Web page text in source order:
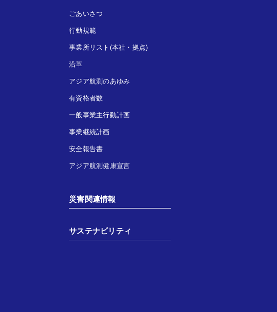
ごあいさつ
行動規範
事業所リスト(本社・拠点)
沿革
アジア航測のあゆみ
有資格者数
一般事業主行動計画
事業継続計画
安全報告書
アジア航測健康宣言
災害関連情報
サステナビリティ